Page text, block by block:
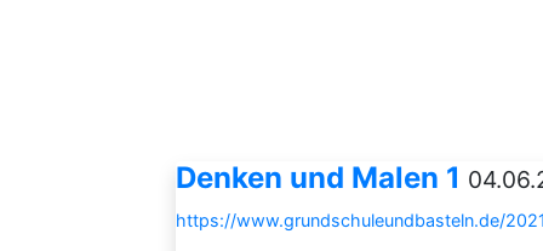
Denken und Malen 1
https://www.grundschuleundbasteln.de/